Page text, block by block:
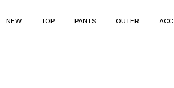
NEW TOP PANTS OUTER ACC